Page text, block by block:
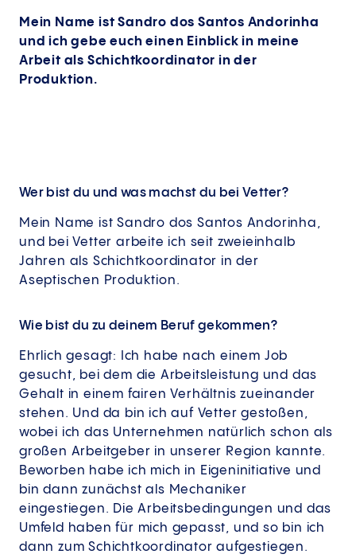
Mein Name ist Sandro dos Santos Andorinha
und ich gebe euch einen Einblick in meine
Arbeit als Schichtkoordinator in der
Produktion.
Wer bist du und was machst du bei Vetter?
Mein Name ist Sandro dos Santos Andorinha,
und bei Vetter arbeite ich seit zweieinhalb
Jahren als Schichtkoordinator in der
Aseptischen Produktion.
Wie bist du zu deinem Beruf gekommen?
Ehrlich gesagt: Ich habe nach einem Job
gesucht, bei dem die Arbeitsleistung und das
Gehalt in einem fairen Verhältnis zueinander
stehen. Und da bin ich auf Vetter gestoßen,
wobei ich das Unternehmen natürlich schon als
großen Arbeitgeber in unserer Region kannte.
Beworben habe ich mich in Eigeninitiative und
bin dann zunächst als Mechaniker
eingestiegen. Die Arbeitsbedingungen und das
Umfeld haben für mich gepasst, und so bin ich
dann zum Schichtkoordinator aufgestiegen.